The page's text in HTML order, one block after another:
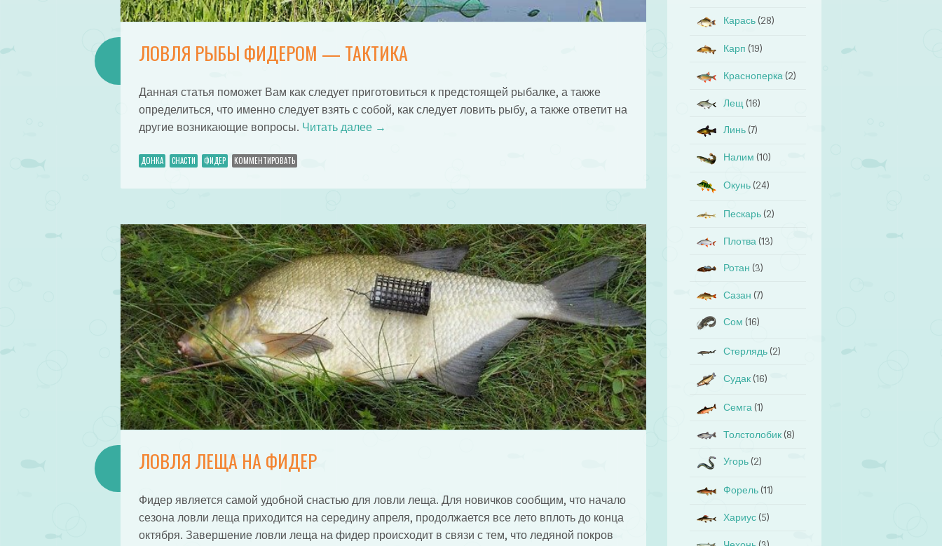
ЛОВЛЯ РЫБЫ ФИДЕРОМ — ТАКТИКА
Данная статья поможет Вам как следует приготовиться к предстоящей рыбалке, а также
определиться, что именно следует взять с собой, как следует ловить рыбу, а также ответит на
другие возникающие вопросы. Читать далее →
ДОНКА СНАСТИ ФИДЕР КОММЕНТИРОВАТЬ
ЛОВЛЯ ЛЕЩА НА ФИДЕР
Фидер является самой удобной снастью для ловли леща. Для новичков сообщим, что начало
сезона ловли леща приходится на середину апреля, продолжается все лето вплоть до конца
октября. Завершение ловли леща на фидер происходит в связи с тем, что ледяной покров
Карась (28)
Карп (19)
Красноперка (2)
Лещ (16)
Линь (7)
Налим (10)
Окунь (24)
Пескарь (2)
Плотва (13)
Ротан (3)
Сазан (7)
Сом (16)
Стерлядь (2)
Судак (16)
Семга (1)
Толстолобик (8)
Угорь (2)
Форель (11)
Хариус (5)